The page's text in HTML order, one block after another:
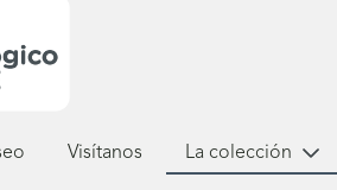
Visítanos La colección